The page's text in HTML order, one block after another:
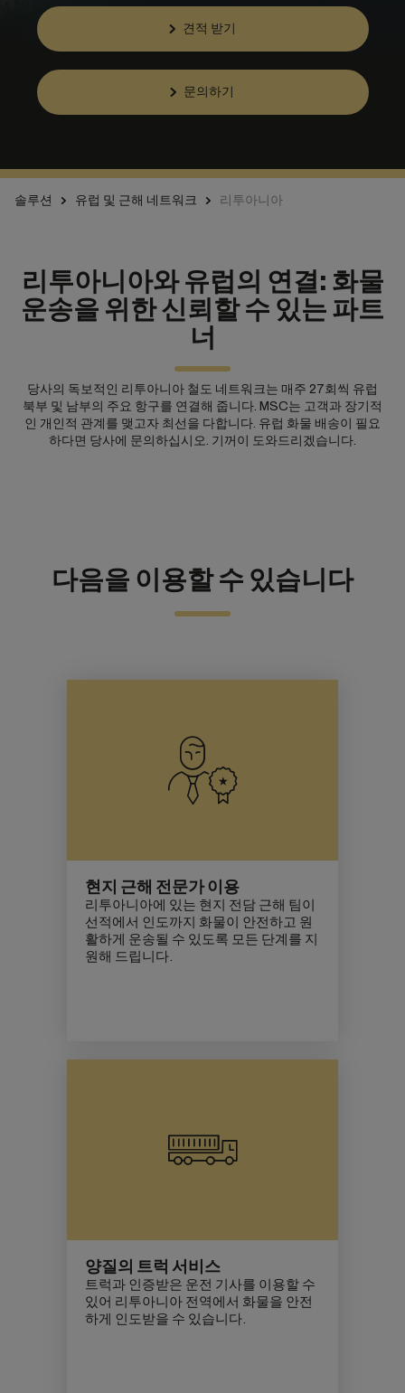
견적 받기
문의하기
솔루션 유럽 및 근해 네트워크 리투아니아
리투아니아와 유럽의 연결: 화물
운송을 위한 신뢰할 수 있는 파트
너
당사의 독보적인 리투아니아 철도 네트워크는 매주 27회씩 유럽
북부 및 남부의 주요 항구를 연결해 줍니다. MSC는 고객과 장기적
인 개인적 관계를 맺고자 최선을 다합니다. 유럽 화물 배송이 필요
하다면 당사에 문의하십시오. 기꺼이 도와드리겠습니다.
다음을 이용할 수 있습니다
현지 근해 전문가 이용
리투아니아에 있는 현지 전담 근해 팀이
선적에서 인도까지 화물이 안전하고 원
활하게 운송될 수 있도록 모든 단계를 지
원해 드립니다.
양질의 트럭 서비스
트럭과 인증받은 운전 기사를 이용할 수
있어 리투아니아 전역에서 화물을 안전
하게 인도받을 수 있습니다.